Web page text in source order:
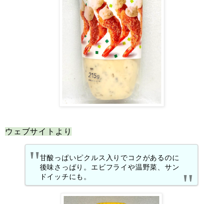
ウェブサイトより
甘酸っぱいピクルス入りでコクがあるのに
後味さっぱり。エビフライや温野菜、サン
ドイッチにも。